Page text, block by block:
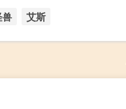
兽 艾斯